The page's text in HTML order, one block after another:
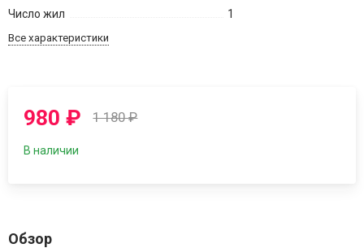
Число жил
1
Все характеристики
980₽ 1 180₽
В наличии
Обзор